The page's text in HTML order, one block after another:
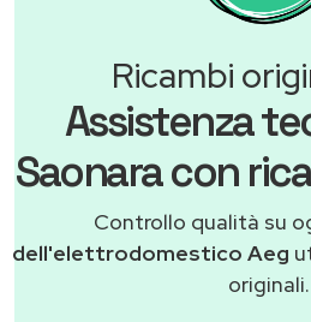
Ricambi
Assistenza
Saonara con
Controllo qualità su
dell'elettrodomestico Aeg
originali.